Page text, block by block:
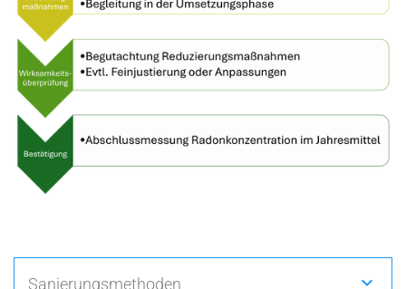
Sanierungsmethoden